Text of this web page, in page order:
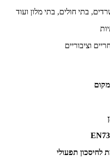
בתי חולים, בתי מלון ועוד
וציבוריים
לחיסכון תפעולי